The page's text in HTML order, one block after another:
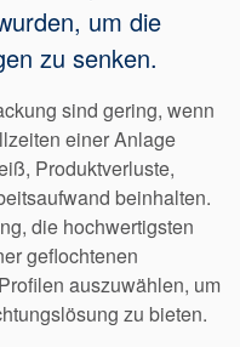
um die
zu senken.
sind gering, wenn
einer Anlage
Produktverluste,
beinhalten.
die hochwertigsten
geflochtenen
auszuwählen, um
zu bieten.